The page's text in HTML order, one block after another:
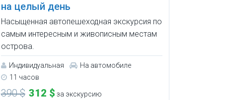
на целый день
Насыщенная автопешеходная экскурсия по
самым интересным и живописным местам
острова.
Индивидуальная
На автомобиле
11 часов
390 $ 312 $ за экскурсию